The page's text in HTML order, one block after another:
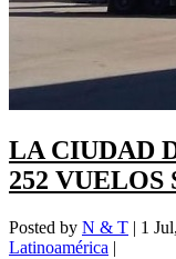
LA CIUDAD
252 VUELOS
Posted by N & T | 1
Latinoamérica |